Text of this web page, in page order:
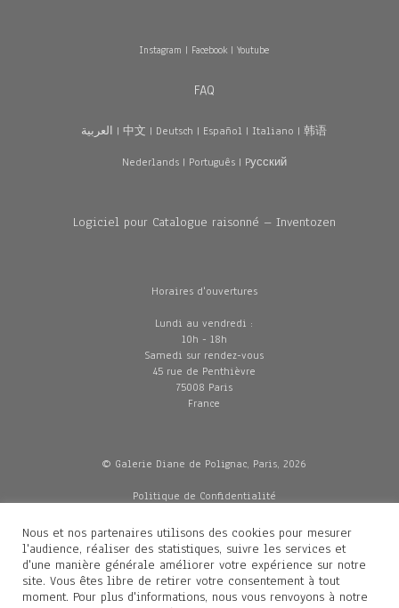
Instagram | Facebook| Youtube
FAQ
العربية | 中文 | Deutsch | Español | Italiano | 韩语
Nederlands| Português| Pусский
Logiciel pour Catalogue raisonné – Inventozen
Horaires d'ouvertures
Lundi au vendredi :
10h - 18h
Samedi sur rendez-vous
45 rue de Penthièvre
75008 Paris
France
© Galerie Diane de Polignac, Paris, 2026
Politique de Confidentialité
Mentions légales
Livraisons
Contacts
Nous et nos partenaires utilisons des cookies pour mesurer
l'audience, réaliser des statistiques, suivre les services et
d'une manière générale améliorer votre expérience sur notre
site. Vous êtes libre de retirer votre consentement à tout
moment. Pour plus d'informations, nous vous renvoyons à notre